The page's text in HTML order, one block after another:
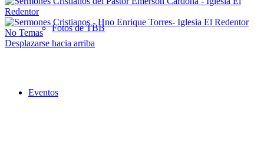
Fotos de TBB
Eventos
No Temas
Desplazarse hacia arriba